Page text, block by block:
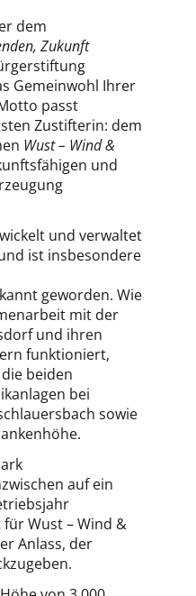
dem
Zukunft
Gemeinwohl Ihrer
passt
Zustifterin: dem
Wust – Wind &
und
und verwaltet
ist insbesondere
geworden. Wie
mit der
und ihren
funktioniert,
beiden
bei
sowie
auf ein
Wust – Wind &
Anlass, der